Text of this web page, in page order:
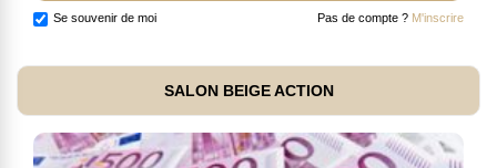
Se souvenir de moi Pas de compte ? M'inscrire
SALON BEIGE ACTION